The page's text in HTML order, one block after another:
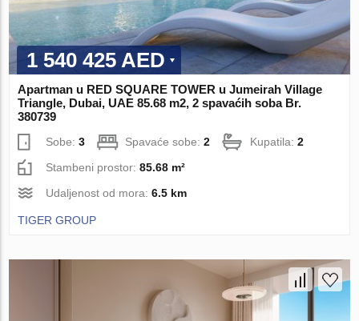
1 540 425 AED
Apartman u RED SQUARE TOWER u Jumeirah Village
Triangle, Dubai, UAE 85.68 m2, 2 spavaćih soba Br.
380739
Sobe:3 Spavaće sobe:2 Kupatila:2
Stambeni prostor:85.68 m²
Udaljenost od mora:6.5 km
TIGER GROUP